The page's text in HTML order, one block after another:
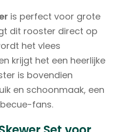
is perfect voor grote
dit rooster direct op
het vlees
krijgt het een heerlijke
is bovendien
en schoonmaak, een
fans.